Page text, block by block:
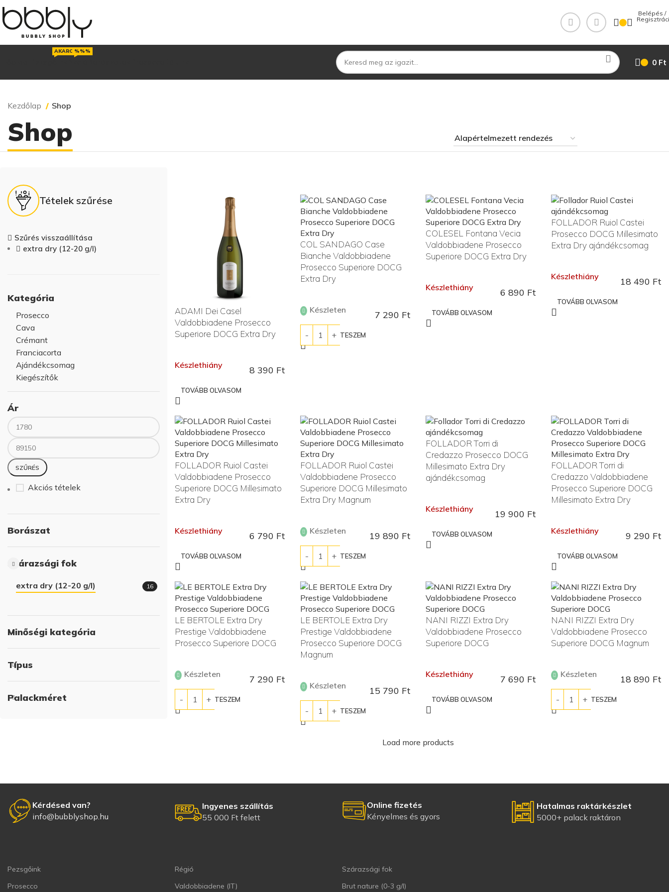
AKAROD%%%
0 Ft
Kezdőlap Shop
Shop
Tételek szűrése
Szűrés visszaállítása
extra dry (12-20 g/l)
Kategória
Prosecco
Cava
Crémant
Franciacorta
Ajándékcsomag
Kiegészítők
Ár
Min ár
Max ár
SZŰRÉS
Akciós tételek
Borászat
Szárazsági fok
extra dry (12-20 g/l) 16
Minőségi kategória
Típus
Palackméret
ADAMI Dei Casel
Valdobbiadene Prosecco
Superiore DOCG Extra Dry
Készlethiány 8 390 Ft
TOVÁBB OLVASOM
COL SANDAGO Case
Bianche Valdobbiadene
Prosecco Superiore DOCG
Extra Dry
Készleten 7 290 Ft
KOSÁRBA TESZEM
COLESEL Fontana Vecia
Valdobbiadene Prosecco
Superiore DOCG Extra Dry
Készlethiány 6 890 Ft
TOVÁBB OLVASOM
FOLLADOR Ruiol Castei
Prosecco DOCG Millesimato
Extra Dry ajándékcsomag
Készlethiány 18 490 Ft
TOVÁBB OLVASOM
FOLLADOR Ruiol Castei
Valdobbiadene Prosecco
Superiore DOCG Millesimato
Extra Dry
Készlethiány 6 790 Ft
TOVÁBB OLVASOM
FOLLADOR Ruiol Castei
Valdobbiadene Prosecco
Superiore DOCG Millesimato
Extra Dry Magnum
Készleten 19 890 Ft
KOSÁRBA TESZEM
FOLLADOR Torri di
Credazzo Prosecco DOCG
Millesimato Extra Dry
ajándékcsomag
Készlethiány 19 900 Ft
TOVÁBB OLVASOM
FOLLADOR Torri di
Credazzo Valdobbiadene
Prosecco Superiore DOCG
Millesimato Extra Dry
Készlethiány 9 290 Ft
TOVÁBB OLVASOM
LE BERTOLE Extra Dry
Prestige Valdobbiadene
Prosecco Superiore DOCG
Készleten 7 290 Ft
KOSÁRBA TESZEM
LE BERTOLE Extra Dry
Prestige Valdobbiadene
Prosecco Superiore DOCG
Magnum
Készleten 15 790 Ft
KOSÁRBA TESZEM
NANI RIZZI Extra Dry
Valdobbiadene Prosecco
Superiore DOCG
Készlethiány 7 690 Ft
TOVÁBB OLVASOM
NANI RIZZI Extra Dry
Valdobbiadene Prosecco
Superiore DOCG Magnum
Készleten 18 890 Ft
KOSÁRBA TESZEM
Load more products
Kérdésed van?
info@bubblyshop.hu
Ingyenes szállítás
55 000 Ft felett
Online fizetés
Kényelmes és gyors
Hatalmas raktárkészlet
5000+ palack raktáron
Pezsgőink
Prosecco
Régió
Valdobbiadene (IT)
Szárazsági fok
Brut nature (0-3 g/l)